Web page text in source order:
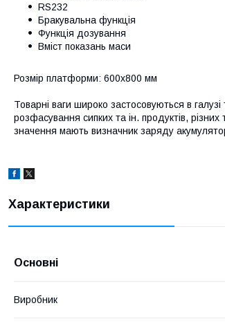
RS232
Бракувальна функція
Функція дозування
Вміст показань маси
Розмір платформи: 600х800 мм
Товарні ваги широко застосовуються в
розфасування сипких та ін. продуктів,
значення мають визначник заряду
Характеристики
Основні
Виробник